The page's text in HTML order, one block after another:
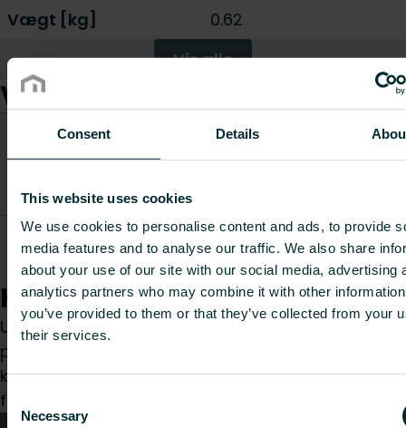
Consent Details
This website uses cookies
We use cookies to personalise content and ads, to provide
media features and to analyse our traffic. We also share
about your use of our site with our social media, advertising
analytics partners who may combine it with other
you’ve provided to them or that they’ve collected from your
their services.
Selection
Necessary
Vægt [kg]
0.62
Vis alle
Varer
Varenummer Varebeskrivelse
CO2/Kg
AZ0E2030F0001000
E2‑ventilator
70×70×25 / 300
mm
0.62 -
Hvordan kan vi hjælpe dig?
Uanset om du er specificerer, installatør, arkitekt,
planlægger, grossist eller slutbruger, så vælg en
kategori, og vi vil med glæde tage os af din
forespørgsel.